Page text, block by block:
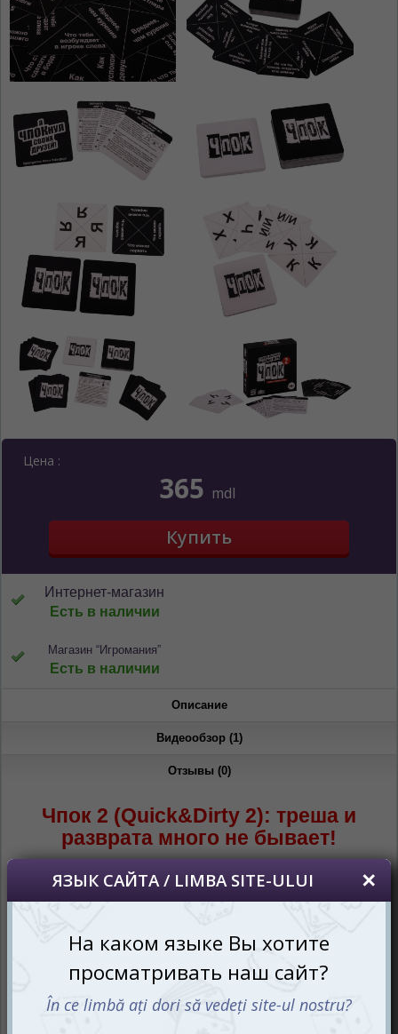
Цена :
365 mdl
Интернет-магазин
Есть в наличии
Магазин “Игромания”
Есть в наличии
Описание
Видеообзор (1)
Отзывы (0)
Чпок 2 (Quick&Dirty 2): треша и
разврата много не бывает!
ЯЗЫК САЙТА / LIMBA SITE-ULUI
На каком языке Вы хотите
În ce limbă ați dori să vedeți site-ul nostru?
Беспокоим Вас только один раз, далее
сохраним Ваш выбор языка.
Vă vom deranja doar o singură dată, apoi vă
vom salva alegerea limbii.
сайта, то это можно всегда сделать в
правом верхнем углу страницы.
Dacă doriți să schimbați limba site-ului, puteți
oricând să faceți asta în colțul din dreapta sus
al paginii.